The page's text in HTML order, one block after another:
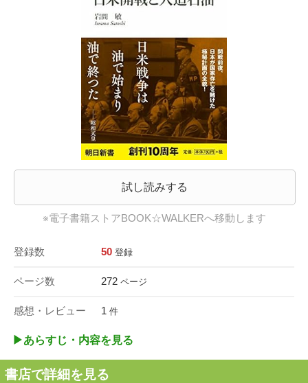
試し読みする
※電子書籍ストアBOOK☆WALKERへ移動します
登録数 50 登録
ページ数 272 ページ
感想・レビュー 1 件
▶︎あらすじ・内容を見る
書店で詳細を見る